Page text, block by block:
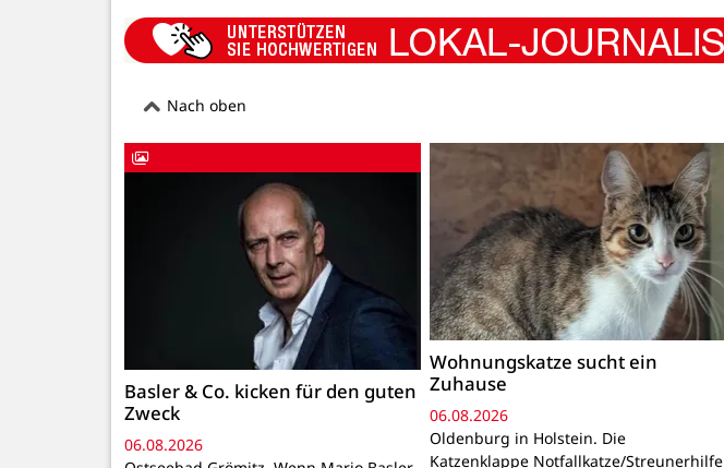
Nach oben
Basler & Co. kicken für den guten
Zweck
06.08.2026
Wohnungskatze sucht ein
Zuhause
06.08.2026
Oldenburg in Holstein. Die
Katzenklappe Notfallkatze/Streunerhilfe